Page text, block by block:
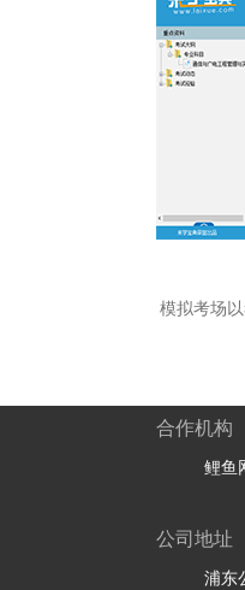
模拟考场
合作机构
鲤鱼
公司地址
浦东